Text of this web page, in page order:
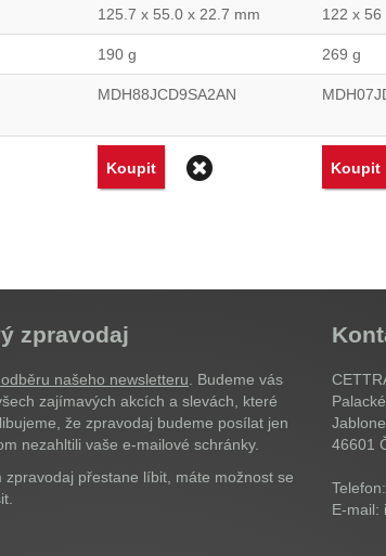
125.7 x 55.0 x 22.7 mm 122 x 56
190 g 269 g
MDH88JCD9SA2AN
Koupit OdstranitKoupit
zpravodaj
našeho newsletteru . Budeme vás
zajímavých akcích a slevách, které
že zpravodaj budeme posílat jen
nezahltili vaše e-mailové schránky.
zpravodaj přestane líbit, máte možnost se
46601
E-mail: